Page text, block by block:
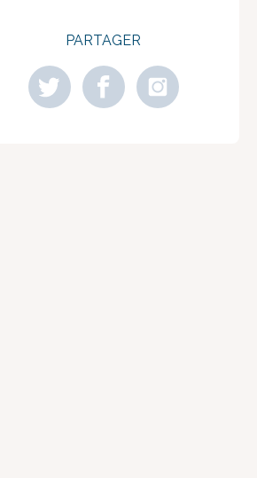
PARTAGER